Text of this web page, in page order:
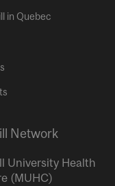
in Quebec
Network
University Health
(MUHC)